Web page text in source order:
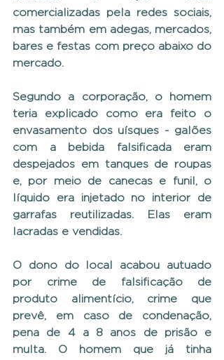
comercializadas pela redes sociais,
mas também em adegas, mercados,
bares e festas com preço abaixo do
mercado.
Segundo a corporação, o homem
teria explicado como era feito o
envasamento dos uísques - galões
com a bebida falsificada eram
despejados em tanques de roupas
e, por meio de canecas e funil, o
líquido era injetado no interior de
garrafas reutilizadas. Elas eram
lacradas e vendidas.
O dono do local acabou autuado
por crime de falsificação de
produto alimentício, crime que
prevê, em caso de condenação,
pena de 4 a 8 anos de prisão e
multa. O homem que já tinha